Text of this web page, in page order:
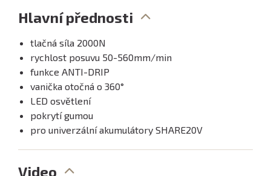
Hlavní přednosti
tlačná síla 2000N
rychlost posuvu 50-560mm/min
funkce ANTI-DRIP
vanička otočná o 360°
LED osvětlení
pokrytí gumou
pro univerzální akumulátory SHARE20V
Video